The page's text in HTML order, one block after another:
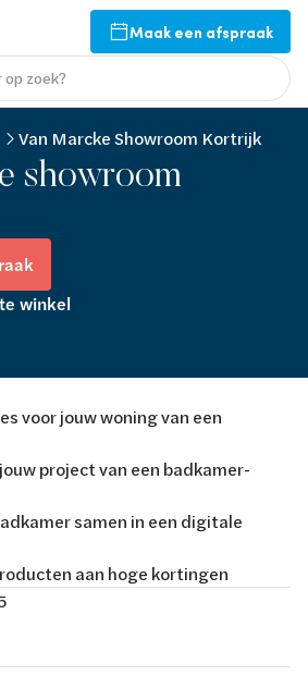
Maak een afspraak
op zoek?
Van Marcke Showroom Kortrijk
showroom
winkel
voor jouw woning van een
project van een badkamer-
samen in een digitale
aan hoge kortingen